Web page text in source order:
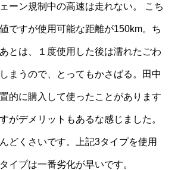
ーン規制中の高速は走れない。 こち
ですが使用可能な距離が150km。ち
とは、１度使用した後は濡れたごわ
まうので、とってもかさばる。田中
的に購入して使ったことがあります
がデメリットもあるな感じました。
どくさいです。上記3タイプを使用
イプは一番劣化が早いです。